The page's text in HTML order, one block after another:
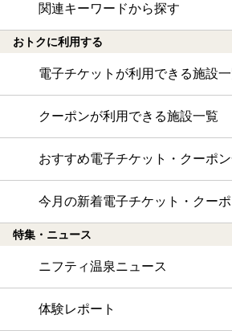
関連キーワードから探す
おトクに利用する
電子チケットが利用できる施設
クーポンが利用できる施設一覧
おすすめ電子チケット・クーポ
今月の新着電子チケット・クー
特集・ニュース
ニフティ温泉ニュース
体験レポート